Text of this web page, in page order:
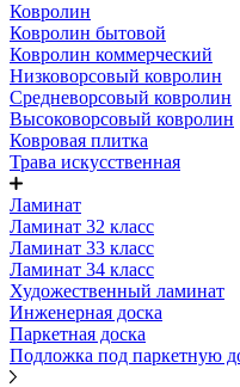
Ковролин
Ковролин бытовой
Ковролин коммерческий
Низковорсовый ковролин
Средневорсовый ковролин
Высоковорсовый ковролин
Ковровая плитка
Трава искусственная
Ламинат
Ламинат 32 класс
Ламинат 33 класс
Ламинат 34 класс
Художественный ламинат
Инженерная доска
Паркетная доска
Подложка под паркетную